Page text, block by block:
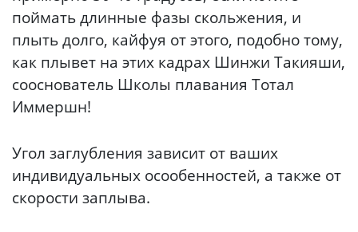
поймать длинные фазы скольжения, и
плыть долго, кайфуя от этого, подобно тому,
как плывет на этих кадрах Шинжи Такияши,
сооснователь Школы плавания Тотал
Иммершн!
Угол заглубления зависит от ваших
индивидуальных осообенностей, а также от
скорости заплыва.